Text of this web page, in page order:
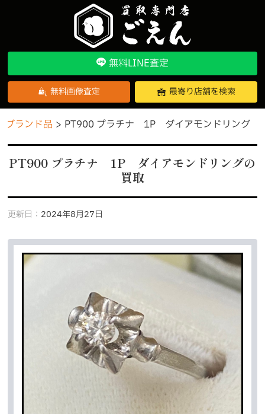
無料LINE査定
無料画像査定 最寄り店舗を検索
ブランド品 PT900 プラチナ 1P ダイアモンドリング
PT900 プラチナ 1P ダイアモンドリングの
買取
更新日： 2024年8月27日